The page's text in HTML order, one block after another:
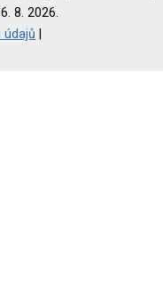
8. 2026.
údajů